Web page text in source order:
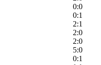
0:0
0:1
2:1
2:0
2:0
5:0
0:1